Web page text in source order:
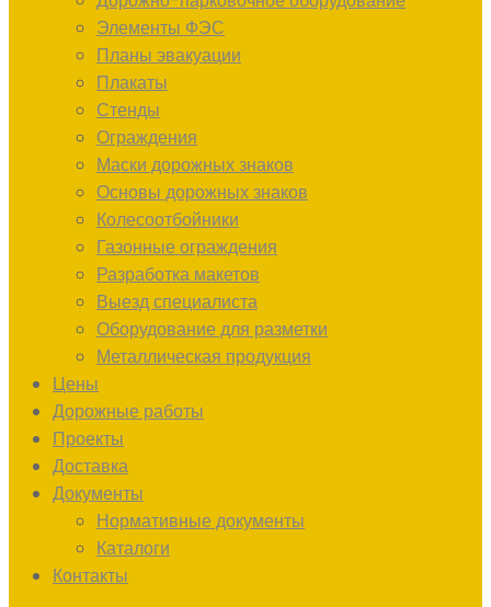
Элементы ФЭС
Планы эвакуации
Плакаты
Стенды
Ограждения
Маски дорожных знаков
Основы дорожных знаков
Колесоотбойники
Газонные ограждения
Разработка макетов
Выезд специалиста
Оборудование для разметки
Металлическая продукция
Цены
Дорожные работы
Проекты
Доставка
Документы
Нормативные документы
Каталоги
Контакты